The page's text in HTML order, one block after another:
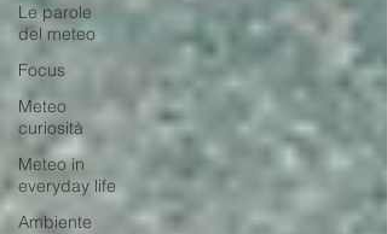
Le parole
del meteo
Focus
Meteo
curiosità
Meteo in
everyday life
Ambiente